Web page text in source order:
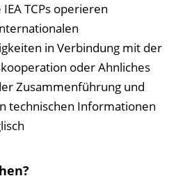
n
n
TCPs operieren
in Verbindung mit der
oder Ahnliches
Zusammenführung und
technischen Informationen